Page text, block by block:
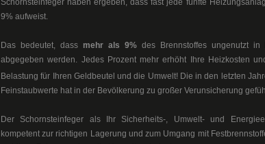
Schornsteinfeger haben ergeben, dass fast jede fünfte
9% aufweist.
Das bedeutet, dass mehr als 9% des Brennstoffes ungenutzt
abgegeben werden. Jedes Prozent mehr erhöht Ihre Heizkosten
Belastung für Ihren Geldbeutel und die Umwelt! Die in den letzten
Feinstaubwerte hat in der Bevölkerung zu großer Verunsicherung
Der Schornsteinfeger als Ihr Sicherheits-, Umwelt- und
kompetent zur richtigen Lagerung und zum Umgang mit